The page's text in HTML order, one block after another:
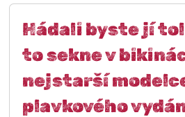
Hádali byste jí
to sekne v
nejstarší
plavkového